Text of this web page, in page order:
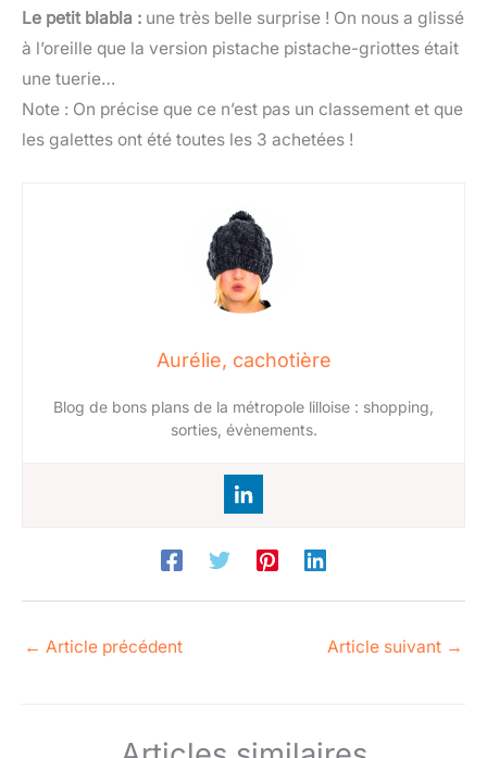
Le petit blabla : une très belle surprise ! On nous a glissé
à l’oreille que la version pistache pistache-griottes était
une tuerie…
Note : On précise que ce n’est pas un classement et que
les galettes ont été toutes les 3 achetées !
Aurélie, cachotière
Blog de bons plans de la métropole lilloise : shopping,
sorties, évènements.
← Article précédent Article suivant →